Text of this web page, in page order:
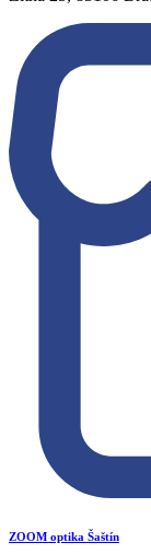
ZOOM optika Šaštín